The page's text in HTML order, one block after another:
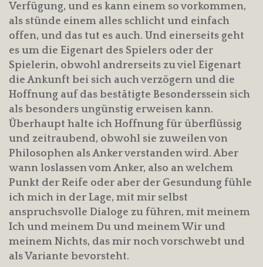
Verfügung, und es kann einem so vorkommen,
als stünde einem alles schlicht und einfach
offen, und das tut es auch. Und einerseits geht
es um die Eigenart des Spielers oder der
Spielerin, obwohl andrerseits zu viel Eigenart
die Ankunft bei sich auch verzögern und die
Hoffnung auf das bestätigte Besonderssein sich
als besonders ungünstig erweisen kann.
Überhaupt halte ich Hoffnung für überflüssig
und zeitraubend, obwohl sie zuweilen von
Philosophen als Anker verstanden wird. Aber
wann loslassen vom Anker, also an welchem
Punkt der Reife oder aber der Gesundung fühle
ich mich in der Lage, mit mir selbst
anspruchsvolle Dialoge zu führen, mit meinem
Ich und meinem Du und meinem Wir und
meinem Nichts, das mir noch vorschwebt und
als Variante bevorsteht.